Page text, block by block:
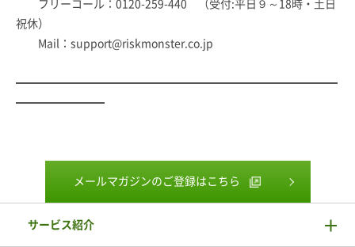
フリーコール：0120-259-440 （受付:平日９～18時・土日
祝休）
Mail： support@riskmonster.co.jp
━━━━━━━━━━━━━━━━━━━━━━━━━━━━━
━━━━━━━━
メールマガジンのご登録はこちら
サービス紹介